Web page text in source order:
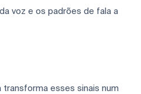
voz e os padrões de fala a
transforma esses sinais num